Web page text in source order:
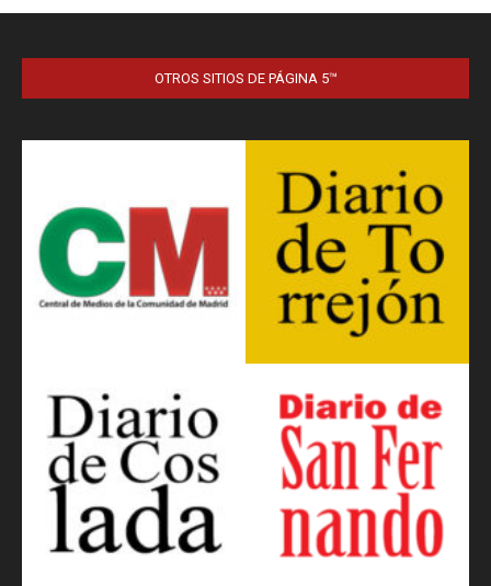
OTROS SITIOS DE PÁGINA 5™